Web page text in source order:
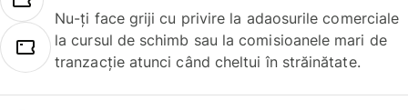
Nu-ți face griji cu privire la adaosurile comerciale
la cursul de schimb sau la comisioanele mari de
tranzacție atunci când cheltui în străinătate.